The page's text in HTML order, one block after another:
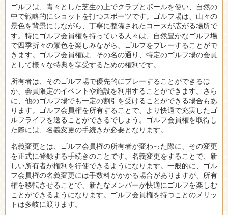
ゴルフは、青々とした芝生の上でクラブとボールを使い、自然の
中で戦略的にショットを打つスポーツです。ゴルフ場は、山々の
景色を背景にしながら、丁寧に整備されたコースが広がる場所で
す。特にゴルフ会員権を持っている人々は、自然豊かなゴルフ場
で四季折々の景色を楽しみながら、ゴルフをプレーすることがで
きます。ゴルフ会員権は、その名の通り、特定のゴルフ場の会員
として様々な特典を享受するための権利です。
所有者は、そのゴルフ場で優先的にプレーすることができるほ
か、会員限定のイベントや施設を利用することができます。さら
に、他のゴルフ場でも一定の割引を受けることができる場合もあ
ります。ゴルフ会員権を所有することで、より快適で充実したゴ
ルフライフを送ることができるでしょう。ゴルフ会員権を取得し
た際には、名義変更の手続きが必要となります。
名義変更とは、ゴルフ会員権の所有者が変わった際に、その変更
を正式に登録する手続きのことです。名義変更をすることで、新
しい所有者が権利を行使できるようになります。一般的に、ゴル
フ会員権の名義変更には手数料がかかる場合がありますが、所有
権を移転させることで、新たなメンバーが快適にゴルフを楽しむ
ことができるようになります。ゴルフ会員権を持つことのメリッ
トは多岐に渡ります。